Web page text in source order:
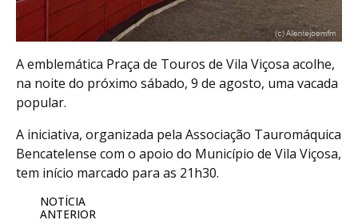
A emblemática Praça de Touros de Vila Viçosa acolhe,
na noite do próximo sábado, 9 de agosto, uma vacada
popular.
A iniciativa, organizada pela Associação Tauromáquica
Bencatelense com o apoio do Município de Vila Viçosa,
tem início marcado para as 21h30.
NOTÍCIA
ANTERIOR